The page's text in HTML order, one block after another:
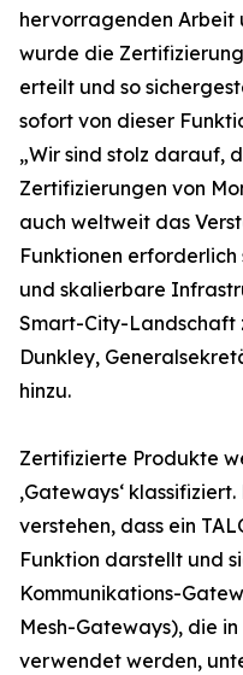
hervorragenden Arbeit
wurde die
erteilt und so
sofort von dieser
„Wir sind stolz darauf,
Zertifizierungen von
auch weltweit das
Funktionen erforderlich
und skalierbare
Smart-City-Landschaft
Dunkley,
hinzu.
Zertifizierte Produkte
‚Gateways‘
verstehen, dass ein
Funktion darstellt und
Kommunikations-
Mesh-Gateways), die
verwendet werden,